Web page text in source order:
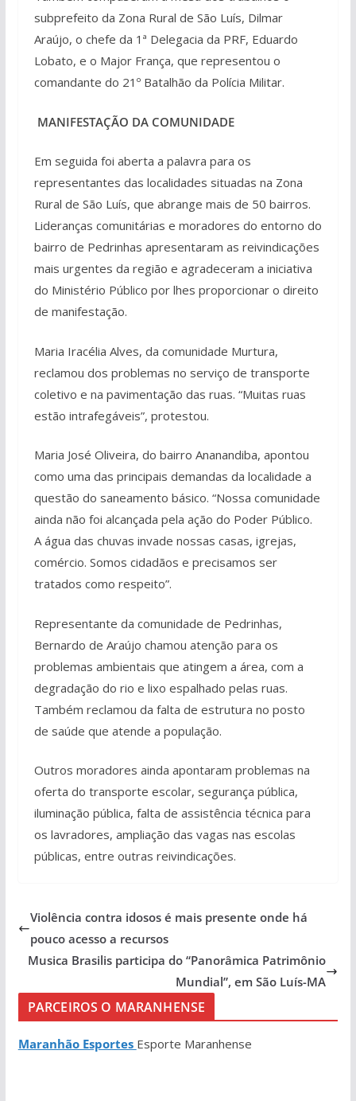
subprefeito da Zona Rural de São Luís, Dilmar
Araújo, o chefe da 1ª Delegacia da PRF, Eduardo
Lobato, e o Major França, que representou o
comandante do 21º Batalhão da Polícia Militar.
MANIFESTAÇÃO DA COMUNIDADE
Em seguida foi aberta a palavra para os
representantes das localidades situadas na Zona
Rural de São Luís, que abrange mais de 50 bairros.
Lideranças comunitárias e moradores do entorno do
bairro de Pedrinhas apresentaram as reivindicações
mais urgentes da região e agradeceram a iniciativa
do Ministério Público por lhes proporcionar o direito
de manifestação.
Maria Iracélia Alves, da comunidade Murtura,
reclamou dos problemas no serviço de transporte
coletivo e na pavimentação das ruas. “Muitas ruas
estão intrafegáveis”, protestou.
Maria José Oliveira, do bairro Ananandiba, apontou
como uma das principais demandas da localidade a
questão do saneamento básico. “Nossa comunidade
ainda não foi alcançada pela ação do Poder Público.
A água das chuvas invade nossas casas, igrejas,
comércio. Somos cidadãos e precisamos ser
tratados como respeito”.
Representante da comunidade de Pedrinhas,
Bernardo de Araújo chamou atenção para os
problemas ambientais que atingem a área, com a
degradação do rio e lixo espalhado pelas ruas.
Também reclamou da falta de estrutura no posto
de saúde que atende a população.
Outros moradores ainda apontaram problemas na
oferta do transporte escolar, segurança pública,
iluminação pública, falta de assistência técnica para
os lavradores, ampliação das vagas nas escolas
públicas, entre outras reivindicações.
Violência contra idosos é mais presente onde há
pouco acesso a recursos
Musica Brasilis participa do “Panorâmica Patrimônio
Mundial”, em São Luís-MA
PARCEIROS O MARANHENSE
Maranhão Esportes Esporte Maranhense